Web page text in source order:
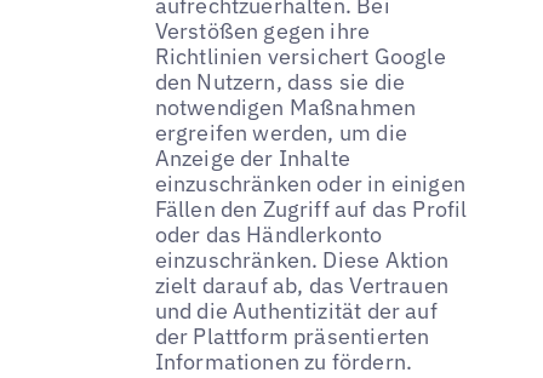
Verstößen gegen ihre
Richtlinien versichert Google
den Nutzern, dass sie die
notwendigen Maßnahmen
ergreifen werden, um die
Anzeige der Inhalte
einzuschränken oder in einigen
Fällen den Zugriff auf das Profil
oder das Händlerkonto
einzuschränken. Diese Aktion
zielt darauf ab, das Vertrauen
und die Authentizität der auf
der Plattform präsentierten
Informationen zu fördern.